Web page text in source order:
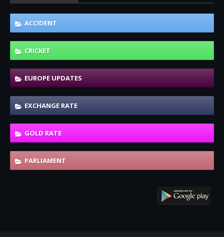
ACCIDENT
CRICKET
EUROPE UPDATES
EXCHANGE RATE
GOLD RATE
PARLIAMENT